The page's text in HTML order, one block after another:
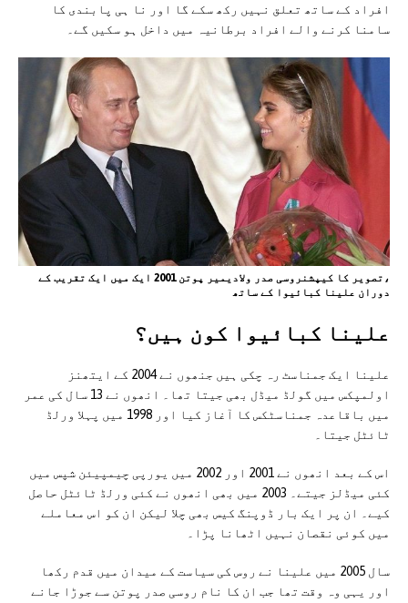
افراد کے ساتھ تعلق نہیں رکھ سکے گا اور نا ہی پابندی کا
سامنا کرنے والے افراد برطانیہ میں داخل ہو سکیں گے۔
،تصویر کا کیپشنروسی صدر ولادیمیر پوتن 2001 ایک میں ایک تقریب کے
دوران علینا کبائیوا کے ساتھ
علینا کبائیوا کون ہیں؟
علینا ایک جمناسٹ رہ چکی ہیں جنھوں نے 2004 کے ایتھنز
اولمپکس میں گولڈ میڈل بھی جیتا تھا۔ انھوں نے 13 سال کی عمر
میں باقاعدہ جمناسٹکس کا آغاز کیا اور 1998 میں پہلا ورلڈ
ٹائٹل جیتا۔
اس کے بعد انھوں نے 2001 اور 2002 میں یورپی چیمپیئن شپس میں
کئی میڈلز جیتے۔ 2003 میں بھی انھوں نے کئی ورلڈ ٹائٹل حاصل
کیے۔ ان پر ایک بار ڈوپنگ کیس بھی چلا لیکن ان کو اس معاملے
میں کوئی نقصان نہیں اٹھانا پڑا۔
سال 2005 میں علینا نے روس کی سیاست کے میدان میں قدم رکھا
اور یہی وہ وقت تھا جب ان کا نام روسی صدر پوتن سے جوڑا جانے